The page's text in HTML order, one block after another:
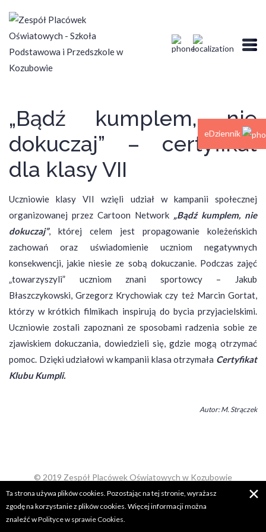
eDziennik
„Bądź kumplem, nie
dokuczaj” – certyfikat
dla klasy VII
Uczniowie klasy VII wzięli udział w kampanii społecznej
organizowanej przez Cartoon Network „Bądź kumplem, nie
dokuczaj”, której celem jest propagowanie koleżeńskich
zachowań oraz uświadomienie uczniom negatywnych
konsekwencji, jakie niesie ze sobą dokuczanie. Podczas zajęć
„towarzyszyli” uczniom znani sportowcy – Jakub
Błaszczykowski, Grzegorz Krychowiak czy też Marcin Gortat,
którzy w krótkich filmikach inspirują do bycia przyjacielskimi.
Uczniowie zostali zapoznani ze sposobami radzenia sobie ze
zjawiskiem dokuczania, dowiedzieli się, gdzie mogą otrzymać
pomoc. Dzięki udziałowi w kampanii klasa otrzymała Certyfikat
Klubu Kumpli.
Autor: M. Strączek
© 2019 Zespół Placówek Oświatowych w Kozubowie
Projekt i wdrożenie:
Ta strona używa plików cookies. Pozostając na tej stronie, wyrażasz
zgodę na korzystanie z plików cookies. Więcej informacji można
znaleźć wPolityce w sprawie Cookies.
✕